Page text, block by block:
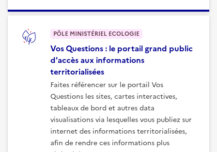
Vos Questions : le portail grand public
d'accès aux informations
territorialisées
Faites référencer sur le portail Vos
Questions les sites, cartes interactives,
tableaux de bord et autres data
visualisations via lesquelles vous publiez sur
internet des informations territorialisées,
afin de rendre ces informations plus
PÔLE MINISTÉRIEL ECOLOGIE